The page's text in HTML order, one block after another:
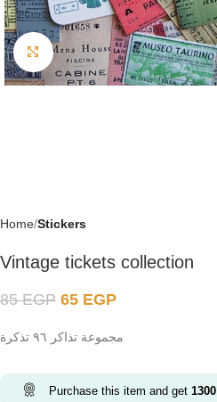
Click to enlarge
Home Stickers
Vintage tickets collection
85EGP 65 EGP
مجموعة تذاكر ٩٦ تذكرة
Purchase this item and get 1300